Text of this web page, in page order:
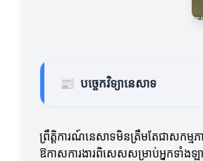
📰 បច្ចេកវិទ្យានេសាទ
ព្រឹត្តិការណ៍នេសាទមិនត្រឹមតែជាសកម្ម
ឱកាសការងារពិសេសសម្រាប់អ្នកទាំង